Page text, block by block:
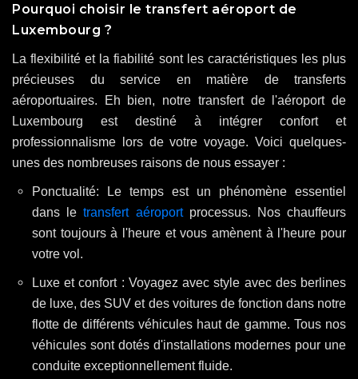
Pourquoi choisir le transfert aéroport de
Luxembourg ?
La flexibilité et la fiabilité sont les caractéristiques les plus
précieuses du service en matière de transferts
aéroportuaires. Eh bien, notre transfert de l'aéroport de
Luxembourg est destiné à intégrer confort et
professionnalisme lors de votre voyage. Voici quelques-
unes des nombreuses raisons de nous essayer :
Ponctualité: Le temps est un phénomène essentiel
dans letransfert aéroportprocessus. Nos chauffeurs
sont toujours à l'heure et vous amènent à l'heure pour
votre vol.
Luxe et confort : Voyagez avec style avec des berlines
de luxe, des SUV et des voitures de fonction dans notre
flotte de différents véhicules haut de gamme. Tous nos
véhicules sont dotés d'installations modernes pour une
conduite exceptionnellement fluide.